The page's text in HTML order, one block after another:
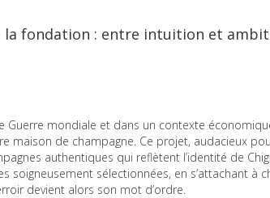
la fondation : entre intuition et
Guerre mondiale et dans un contexte
maison de champagne. Ce projet, audacieux
authentiques qui reflètent l’identité de
soigneusement sélectionnées, en s’attachant à
devient alors son mot d’ordre.